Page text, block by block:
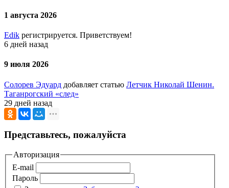
1 августа 2026
Edik регистрируется. Приветствуем!
6 дней назад
9 июля 2026
Солорев Эдуард добавляет статью Летчик Николай Шенин.
Таганрогский «след»
29 дней назад
Представьтесь, пожалуйста
Авторизация
E-mail
Пароль